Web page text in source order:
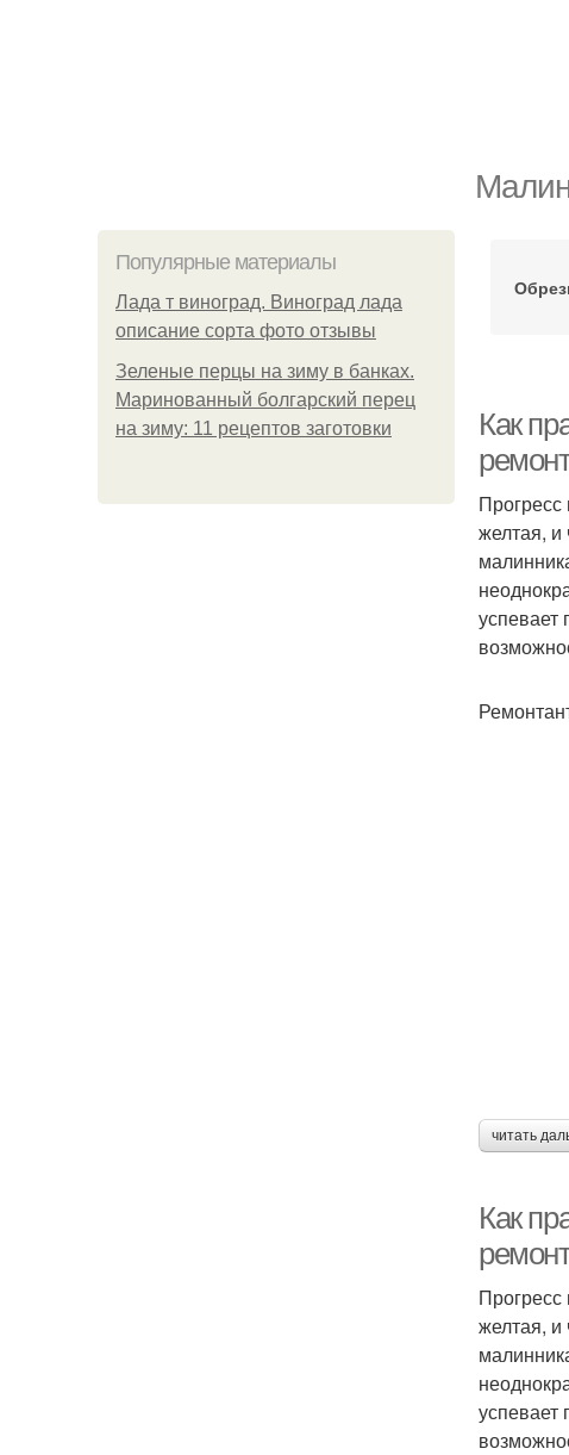
Популярные материалы
Лада т виноград. Виноград лада
описание сорта фото отзывы
Зеленые перцы на зиму в банках.
Маринованный болгарский перец
на зиму: 11 рецептов заготовки
Как
Прогресс
желтая, и
успевает
читать
Как
Прогресс
желтая, и
успевает